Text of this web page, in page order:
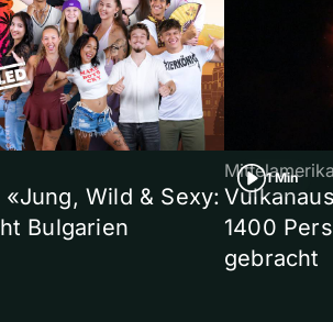
Wild & Sexy:
Bulgarien
1 Min
1400
gebracht